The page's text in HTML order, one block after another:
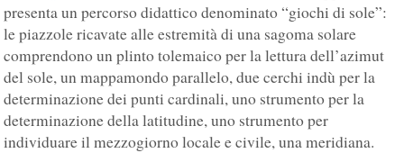
presenta un percorso didattico denominato “giochi di sole”:
le piazzole ricavate alle estremità di una sagoma solare
comprendono un plinto tolemaico per la lettura dell’azimut
del sole, un mappamondo parallelo, due cerchi indù per la
determinazione dei punti cardinali, uno strumento per la
determinazione della latitudine, uno strumento per
individuare il mezzogiorno locale e civile, una meridiana.